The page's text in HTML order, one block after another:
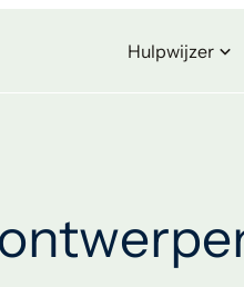
Hulpwijzer